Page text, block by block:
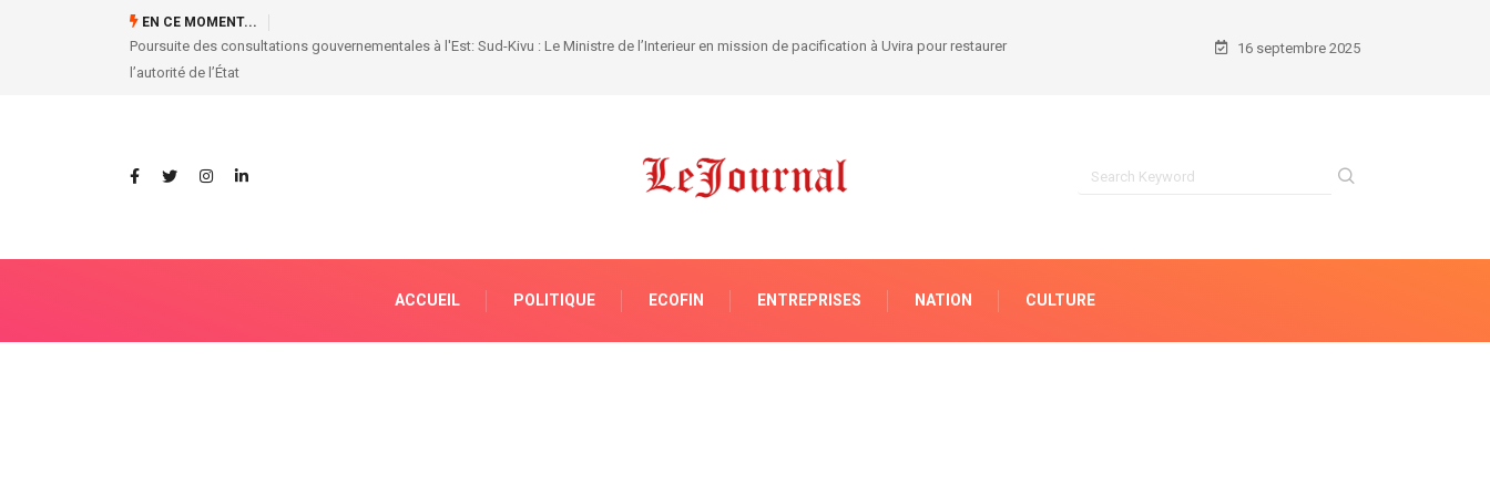
EN CE MOMENT...
MISE AU POINT DE LA CENI 16 septembre 2025
ACCUEIL POLITIQUE ECOFIN ENTREPRISES NATION CULTURE